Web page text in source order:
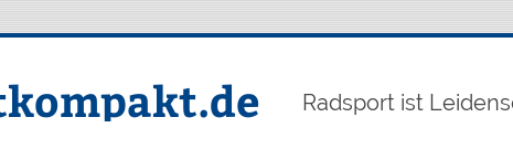
Radsport ist